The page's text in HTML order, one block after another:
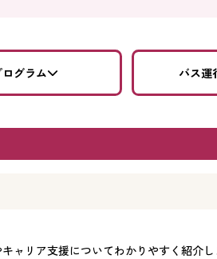
グラム バス運
ャリア支援についてわかりやすく紹介